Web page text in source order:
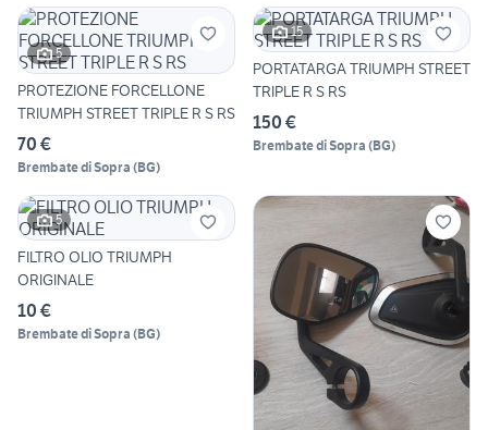
5
PROTEZIONE FORCELLONE
TRIUMPH STREET TRIPLE R S RS
70 €
Brembate di Sopra (BG)
15
PORTATARGA TRIUMPH STREET
TRIPLE R S RS
150 €
Brembate di Sopra (BG)
5
FILTRO OLIO TRIUMPH
ORIGINALE
10 €
Brembate di Sopra (BG)